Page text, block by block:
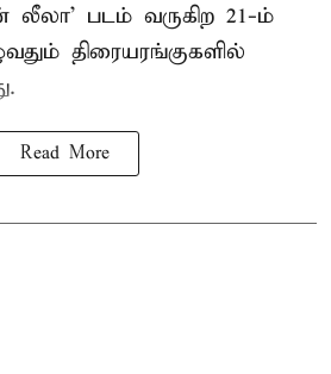
படம் வருகிற 21-ம்
திரையரங்குகளில்
Read More